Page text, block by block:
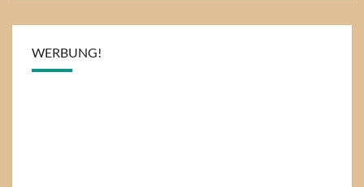
WERBUNG!